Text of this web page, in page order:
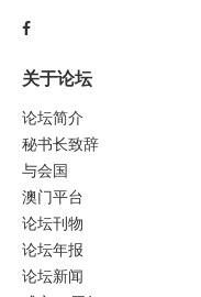
关于论坛
论坛简介
秘书长致辞
与会国
澳门平台
论坛刊物
论坛年报
论坛新闻